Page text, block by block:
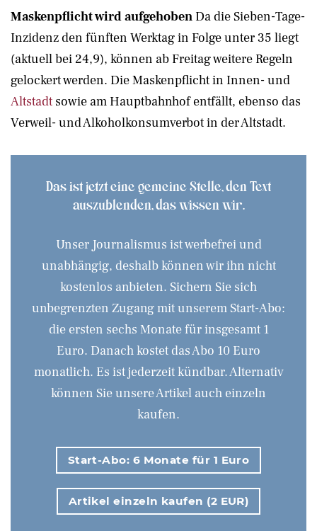
Maskenpflicht wird aufgehoben Da die Sieben-Tage-
Inzidenz den fünften Werktag in Folge unter 35 liegt
(aktuell bei 24,9), können ab Freitag weitere Regeln
gelockert werden. Die Maskenpflicht in Innen- und
Altstadt sowie am Hauptbahnhof entfällt, ebenso das
Verweil- und Alkoholkonsumverbot in der Altstadt.
Das ist jetzt eine gemeine Stelle, den Text
auszublenden, das wissen wir.
Unser Journalismus ist werbefrei und
unabhängig, deshalb können wir ihn nicht
kostenlos anbieten. Sichern Sie sich
unbegrenzten Zugang mit unserem Start-Abo:
die ersten sechs Monate für insgesamt 1
Euro. Danach kostet das Abo 10 Euro
monatlich. Es ist jederzeit kündbar. Alternativ
können Sie unsere Artikel auch einzeln
kaufen.
Start-Abo: 6 Monate für 1 Euro
Artikel einzeln kaufen (2 EUR)